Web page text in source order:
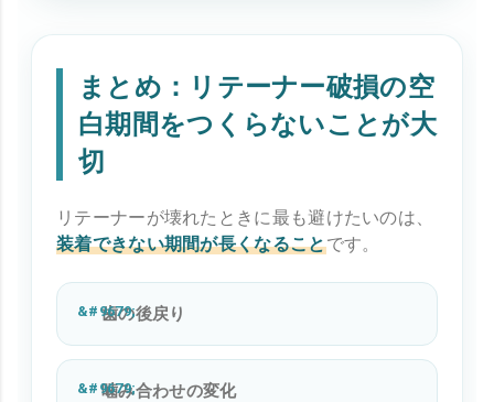
まとめ：リテーナー破損の空
白期間をつくらないことが大
切
リテーナーが壊れたときに最も避けたいのは、
装着できない期間が長くなることです。
歯の後戻り
噛み合わせの変化